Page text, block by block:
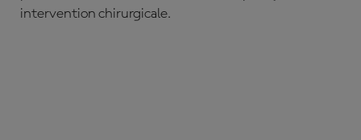
intervention chirurgicale.